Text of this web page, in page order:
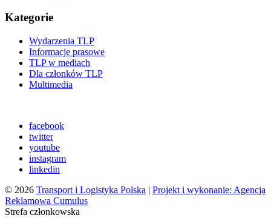
Kategorie
Wydarzenia TLP
Informacje prasowe
TLP w mediach
Dla członków TLP
Multimedia
facebook
twitter
youtube
instagram
linkedin
© 2026 Transport i Logistyka Polska | Projekt i wykonanie: Agencja
Reklamowa Cumulus
Strefa członkowska